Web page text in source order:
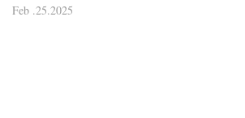
Feb .25.2025